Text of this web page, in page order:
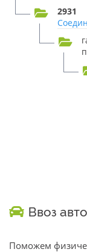
2931
Ввоз
Поможем